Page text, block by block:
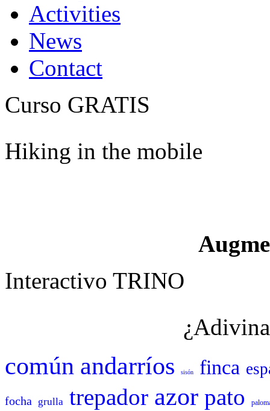
Activities
News
Contact
Curso GRATIS
Hiking in the mobile
Interactivo TRINO
común andarríos sisón finca
focha grulla trepador azor pato